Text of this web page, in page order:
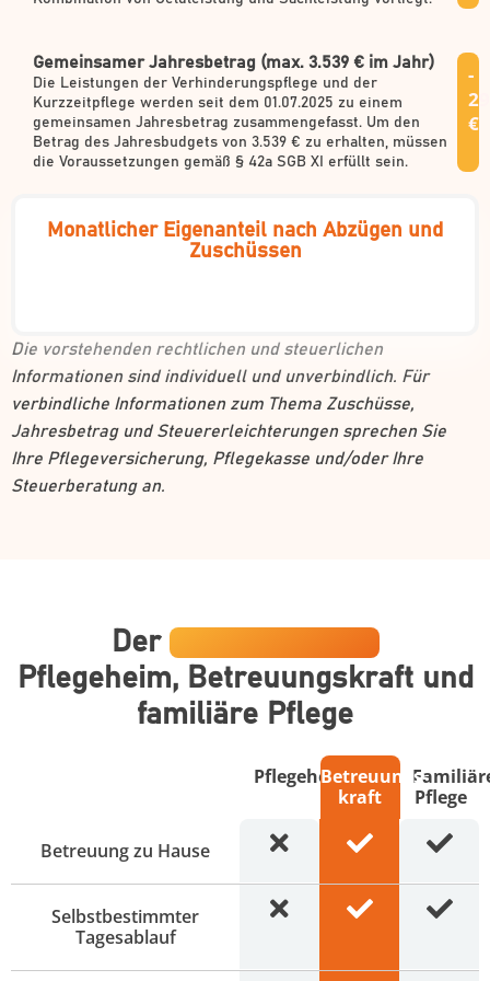
Gemeinsamer Jahresbetrag (max. 3.539 € im Jahr)
Die Leistungen der Verhinderungspflege und der
Kurzzeitpflege werden seit dem 01.07.2025 zu einem
gemeinsamen Jahresbetrag zusammengefasst. Um den
Betrag des Jahresbudgets von 3.539 € zu erhalten, müssen
die Voraussetzungen gemäß § 42a SGB XI erfüllt sein.
-
€
Monatlicher Eigenanteil nach Abzügen und
Zuschüssen
Die vorstehenden rechtlichen und steuerlichen
Informationen sind individuell und unverbindlich. Für
verbindliche Informationen zum Thema Zuschüsse,
Jahresbetrag und Steuererleichterungen sprechen Sie
Ihre Pflegeversicherung, Pflegekasse und/oder Ihre
Steuerberatung an.
Der Direktvergleich
Pflegeheim, Betreuungskraft und
familiäre Pflege
PflegeheimBetreuungs­
kraft
Pflege
Betreuung zu Hause
Selbstbestimmter
Tagesablauf